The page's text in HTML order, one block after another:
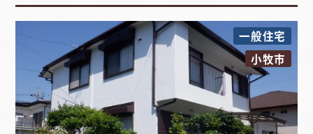
一般住宅
小牧市